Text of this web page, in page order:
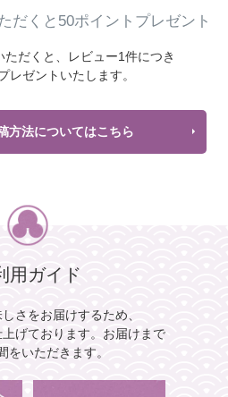
だくと50ポイントプレゼント
だくと、
レビュー1件につき
レゼントいたします。
方法についてはこちら
用ガイド
さをお届けするため、
げております。 お届けまで
をいただきます。